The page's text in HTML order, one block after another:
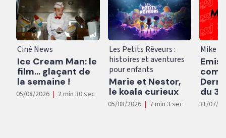
Ciné News
Ice Cream Man: le
film... glaçant de
la semaine !
05/08/2026 | 2 min 30 sec
Les Petits Rêveurs :
histoires et aventures
pour enfants
Marie et Nestor,
le koala curieux
05/08/2026 | 7 min 3 sec
Mike
du
31/07/